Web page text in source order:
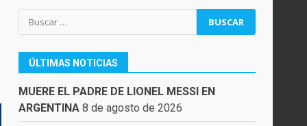
Buscar:
ÚLTIMAS NOTICIAS
MUERE EL PADRE DE LIONEL MESSI EN
ARGENTINA 8 de agosto de 2026